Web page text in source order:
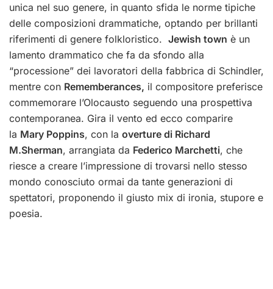
unica nel suo genere, in quanto sfida le norme tipiche
delle composizioni drammatiche, optando per brillanti
riferimenti di genere folkloristico. Jewish town è un
lamento drammatico che fa da sfondo alla
“processione” dei lavoratori della fabbrica di Schindler,
mentre con Rememberances, il compositore preferisce
commemorare l’Olocausto seguendo una prospettiva
contemporanea. Gira il vento ed ecco comparire
la Mary Poppins, con la overture di Richard
M.Sherman, arrangiata da Federico Marchetti, che
riesce a creare l’impressione di trovarsi nello stesso
mondo conosciuto ormai da tante generazioni di
spettatori, proponendo il giusto mix di ironia, stupore e
poesia.